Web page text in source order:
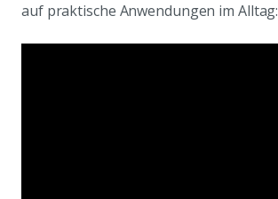
auf praktische Anwendungen im Alltag: